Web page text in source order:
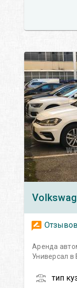
Аренда
Универсал в
тип